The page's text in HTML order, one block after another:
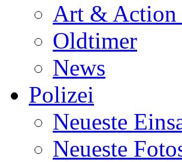
Art & Action
Oldtimer
News
Polizei
Neueste
Neueste